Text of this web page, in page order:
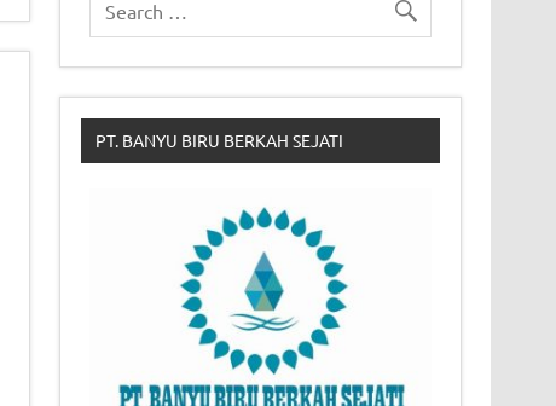
PT. BANYU BIRU BERKAH SEJATI